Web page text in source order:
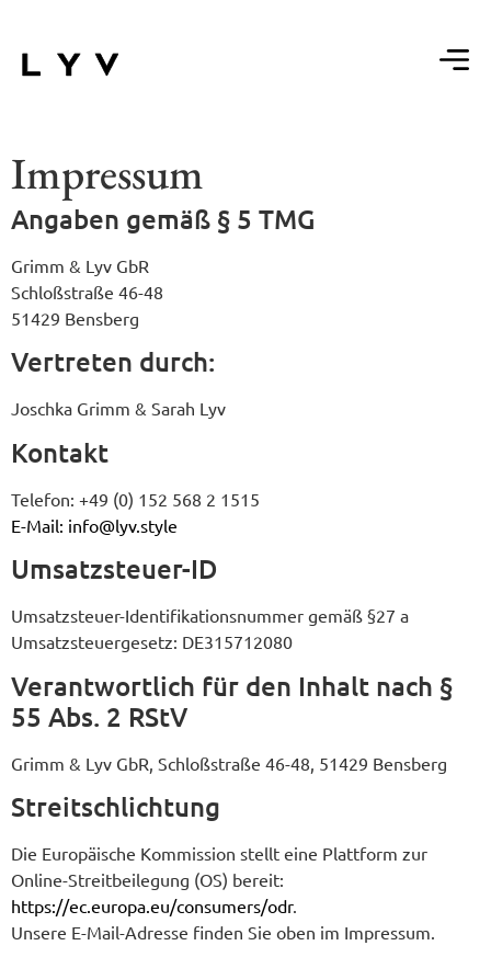
Impressum
Angaben gemäß § 5 TMG
Grimm & Lyv GbR
Schloßstraße 46-48
51429 Bensberg
Vertreten durch:
Joschka Grimm & Sarah Lyv
Kontakt
Telefon: +49 (0) 152 568 2 1515
E-Mail: info@lyv.style
Umsatzsteuer-ID
Umsatzsteuer-Identifikationsnummer gemäß §27 a
Umsatzsteuergesetz: DE315712080
Verantwortlich für den Inhalt nach §
55 Abs. 2 RStV
Grimm & Lyv GbR, Schloßstraße 46-48, 51429 Bensberg
Streitschlichtung
Die Europäische Kommission stellt eine Plattform zur
Online-Streitbeilegung (OS) bereit:
https://ec.europa.eu/consumers/odr.
Unsere E-Mail-Adresse finden Sie oben im Impressum.